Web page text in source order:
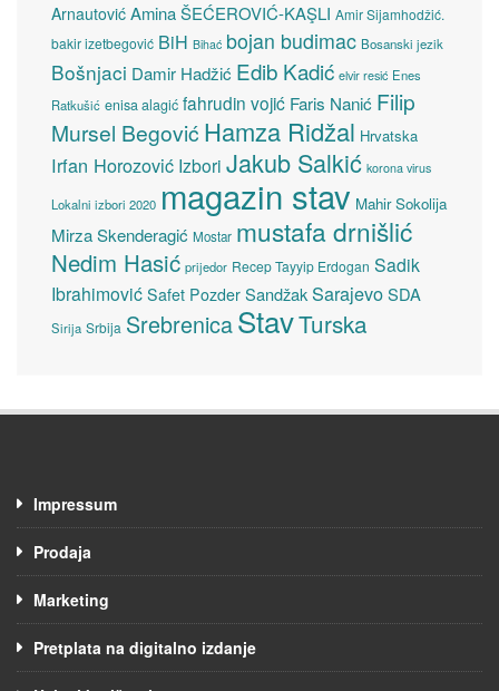
Arnautović Amina ŠEĆEROVIĆ-KAŞLI Amir Sijamhodžić.
bakir izetbegović BiH Bihać bojan budimac Bosanski jezik
Bošnjaci Damir Hadžić Edib Kadić elvir resić Enes
Ratkušić enisa alagić fahrudin vojić Faris Nanić Filip
Mursel Begović Hamza Ridžal Hrvatska
Irfan Horozović Izbori Jakub Salkić korona virus
Lokalni izbori 2020 magazin stav Mahir Sokolija
Mirza Skenderagić Mostar mustafa drnišlić
Nedim Hasić prijedor Recep Tayyip Erdogan Sadik
Ibrahimović Safet Pozder SandžakSarajevoSDA
Sirija Srbija SrebrenicaStavTurska
Impressum
Prodaja
Marketing
Pretplata na digitalno izdanje